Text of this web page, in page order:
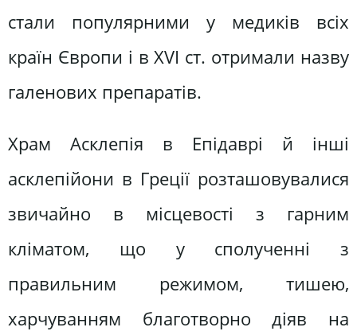
стали популярними у медиків всіх
країн Європи і в ХVІ ст. отримали назву
галенових препаратів.
Храм Асклепія в Епідаврі й інші
асклепійони в Греції розташовувалися
звичайно в місцевості з гарним
кліматом, що у сполученні з
правильним режимом, тишею,
харчуванням благотворно діяв на